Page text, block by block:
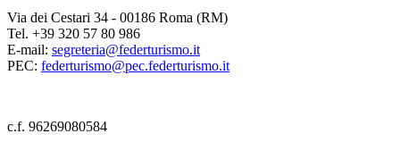
Via dei Cestari 34 - 00186 Roma (RM)
Tel. +39 320 57 80 986
E-mail: segreteria@federturismo.it
PEC: federturismo@pec.federturismo.it
c.f. 96269080584